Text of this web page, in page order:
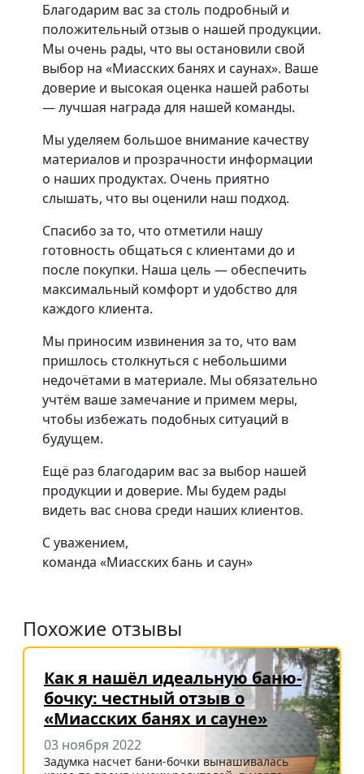
Благодарим вас за столь подробный и
положительный отзыв о нашей продукции.
Мы очень рады, что вы остановили свой
выбор на «Миасских банях и саунах». Ваше
доверие и высокая оценка нашей работы
— лучшая награда для нашей команды.
Мы уделяем большое внимание качеству
материалов и прозрачности информации
о наших продуктах. Очень приятно
слышать, что вы оценили наш подход.
Спасибо за то, что отметили нашу
готовность общаться с клиентами до и
после покупки. Наша цель — обеспечить
максимальный комфорт и удобство для
каждого клиента.
Мы приносим извинения за то, что вам
пришлось столкнуться с небольшими
недочётами в материале. Мы обязательно
учтём ваше замечание и примем меры,
чтобы избежать подобных ситуаций в
будущем.
Ещё раз благодарим вас за выбор нашей
продукции и доверие. Мы будем рады
видеть вас снова среди наших клиентов.
С уважением,
команда «Миасских бань и саун»
Похожие отзывы
Как я нашёл идеальную баню-
бочку: честный отзыв о
«Миасских банях и сауне»
03 ноября 2022
Задумка насчет бани-бочки вынашивалась